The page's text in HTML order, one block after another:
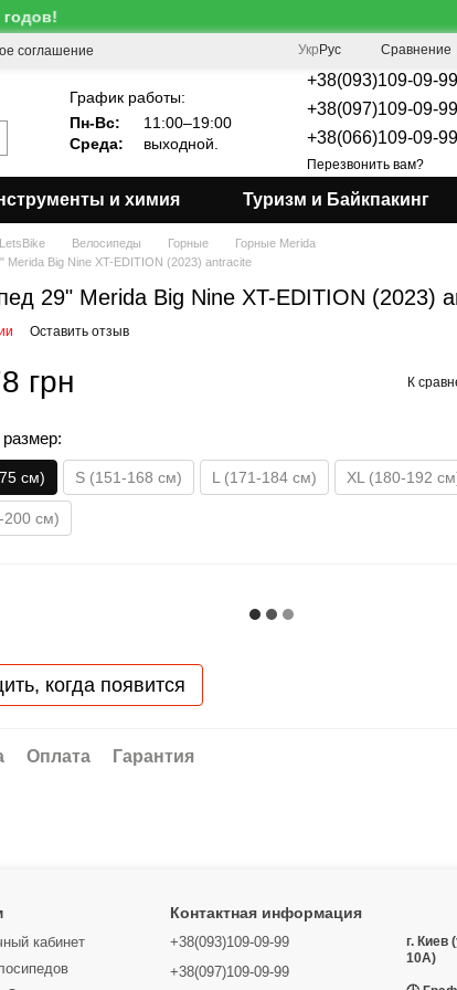
соглашение Укр Рус Сравнение
График работы:
Пн-Вс:
11:00–19:00
Среда:
выходной.
+38(093)109-09-99
+38(097)109-09-99
+38(066)109-09-99
Перезвонить вам?
и химия Туризм и Байкпакинг
Велосипеды Горные
Горные Merida
Merida Big Nine XT-EDITION (2023) antracite
29" Merida Big Nine XT-EDITION (2023)
Оставить отзыв
грн К
см) S (151-168 см) L (171-184 см) XL (180-192
200 см)
когда появится
Оплата Гарантия
кабинет
Контактная информация
+38(093)109-09-99
+38(097)109-09-99
г. Киев
10А)